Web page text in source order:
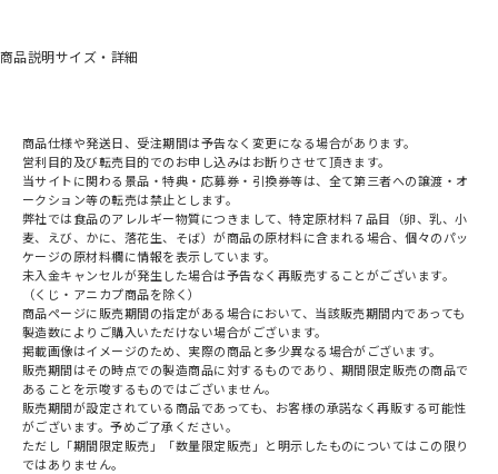
商品説明サイズ・詳細
商品仕様や発送日、受注期間は予告なく変更になる場合があります。
営利目的及び転売目的でのお申し込みはお断りさせて頂きます。
当サイトに関わる景品・特典・応募券・引換券等は、全て第三者への譲渡・オ
ークション等の転売は禁止とします。
弊社では食品のアレルギー物質につきまして、特定原材料７品目（卵、乳、小
麦、えび、かに、落花生、そば）が商品の原材料に含まれる場合、個々のパッ
ケージの原材料欄に情報を表示しています。
未入金キャンセルが発生した場合は予告なく再販売することがございます。
（くじ・アニカプ商品を除く）
商品ページに販売期間の指定がある場合において、当該販売期間内であっても
製造数によりご購入いただけない場合がございます。
掲載画像はイメージのため、実際の商品と多少異なる場合がございます。
販売期間はその時点での製造商品に対するものであり、期間限定販売の商品で
あることを示唆するものではございません。
販売期間が設定されている商品であっても、お客様の承諾なく再販する可能性
がございます。予めご了承ください。
ただし「期間限定販売」「数量限定販売」と明示したものについてはこの限り
ではありません。